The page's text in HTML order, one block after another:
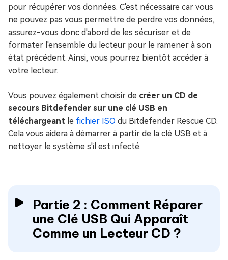
pour récupérer vos données. C'est nécessaire car vous
ne pouvez pas vous permettre de perdre vos données,
assurez-vous donc d'abord de les sécuriser et de
formater l'ensemble du lecteur pour le ramener à son
état précédent. Ainsi, vous pourrez bientôt accéder à
votre lecteur.
Vous pouvez également choisir de créer un CD de
secours Bitdefender sur une clé USB en
téléchargeant le fichier ISO du Bitdefender Rescue CD.
Cela vous aidera à démarrer à partir de la clé USB et à
nettoyer le système s'il est infecté.
Partie 2 : Comment Réparer
une Clé USB Qui Apparaît
Comme un Lecteur CD ?